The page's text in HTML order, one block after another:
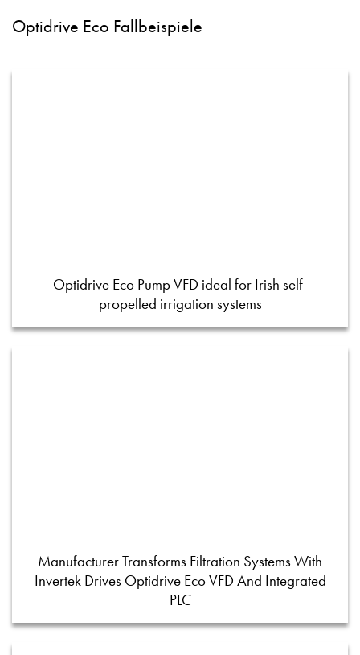
Optidrive Eco Fallbeispiele
Optidrive Eco Pump VFD ideal for Irish self-
propelled irrigation systems
Manufacturer Transforms Filtration Systems With
Invertek Drives Optidrive Eco VFD And Integrated
PLC